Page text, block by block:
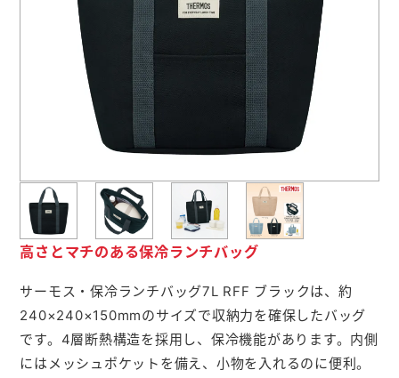
名入れ印刷方法
会社概要 お問い合わせ
ポケットティッシュ本舗
カレンダー本舗
カイロ本舗
キャンディー本舗
ボックスティッシュ本舗
メモ帳本舗
高さとマチのある保冷ランチバッグ
サーモス・保冷ランチバッグ7L RFF ブラックは、約
240×240×150mmのサイズで収納力を確保したバッグ
です。4層断熱構造を採用し、保冷機能があります。内側
にはメッシュポケットを備え、小物を入れるのに便利。